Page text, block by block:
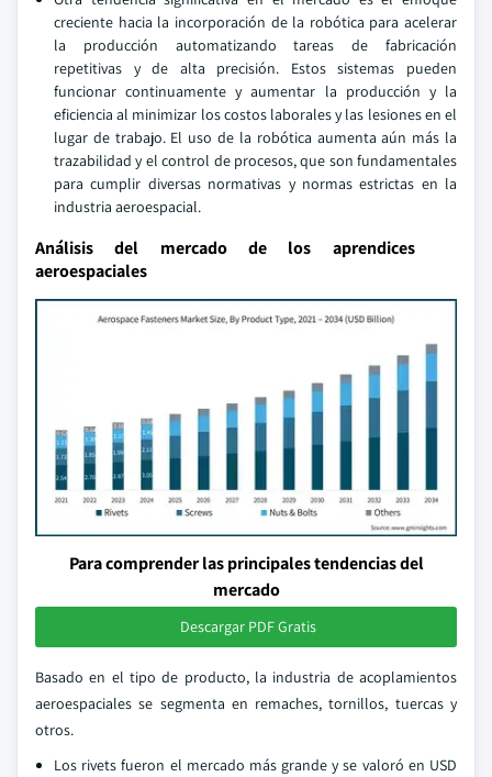
creciente hacia la incorporación de la robótica para acelerar
la producción automatizando tareas de fabricación
repetitivas y de alta precisión. Estos sistemas pueden
funcionar continuamente y aumentar la producción y la
eficiencia al minimizar los costos laborales y las lesiones en el
lugar de trabajo. El uso de la robótica aumenta aún más la
trazabilidad y el control de procesos, que son fundamentales
para cumplir diversas normativas y normas estrictas en la
industria aeroespacial.
Análisis del mercado de los aprendices
aeroespaciales
Para comprender las principales tendencias del
mercado
Descargar PDF Gratis
Basado en el tipo de producto, la industria de acoplamientos
aeroespaciales se segmenta en remaches, tornillos, tuercas y
otros.
Los rivets fueron el mercado más grande y se valoró en USD